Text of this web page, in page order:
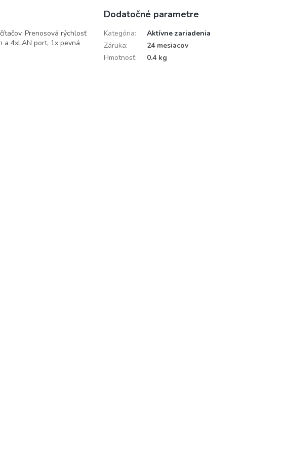
Prenosová rýchlosť
a 4xLAN port, 1x pevná
Dodatočné parametre
Kategória:
Aktívne zariadenia
Záruka:
24 mesiacov
Hmotnosť: 0.4 kg